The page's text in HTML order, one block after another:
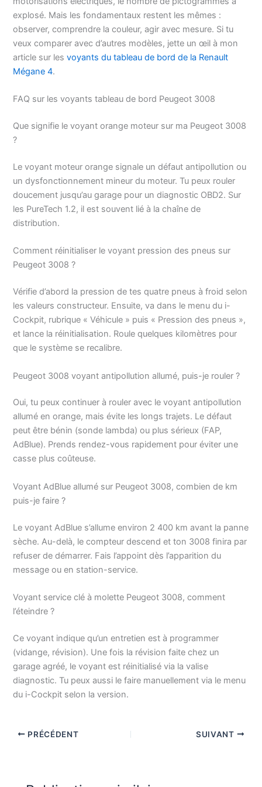
explosé. Mais les fondamentaux restent les mêmes :
observer, comprendre la couleur, agir avec mesure. Si tu
veux comparer avec d’autres modèles, jette un œil à mon
article sur lesvoyants du tableau de bord de la Renault
Mégane 4.
FAQ sur les voyants tableau de bord Peugeot 3008
Que signifie le voyant orange moteur sur ma Peugeot 3008
?
Le voyant moteur orange signale un défaut antipollution ou
un dysfonctionnement mineur du moteur. Tu peux rouler
doucement jusqu’au garage pour un diagnostic OBD2. Sur
les PureTech 1.2, il est souvent lié à la chaîne de
distribution.
Comment réinitialiser le voyant pression des pneus sur
Peugeot 3008 ?
Vérifie d’abord la pression de tes quatre pneus à froid selon
les valeurs constructeur. Ensuite, va dans le menu du i-
Cockpit, rubrique « Véhicule » puis « Pression des pneus »,
et lance la réinitialisation. Roule quelques kilomètres pour
que le système se recalibre.
Peugeot 3008 voyant antipollution allumé, puis-je rouler ?
Oui, tu peux continuer à rouler avec le voyant antipollution
allumé en orange, mais évite les longs trajets. Le défaut
peut être bénin (sonde lambda) ou plus sérieux (FAP,
AdBlue). Prends rendez-vous rapidement pour éviter une
casse plus coûteuse.
Voyant AdBlue allumé sur Peugeot 3008, combien de km
puis-je faire ?
Le voyant AdBlue s’allume environ 2 400 km avant la panne
sèche. Au-delà, le compteur descend et ton 3008 finira par
refuser de démarrer. Fais l’appoint dès l’apparition du
message ou en station-service.
Voyant service clé à molette Peugeot 3008, comment
l’éteindre ?
Ce voyant indique qu’un entretien est à programmer
(vidange, révision). Une fois la révision faite chez un
garage agréé, le voyant est réinitialisé via la valise
diagnostic. Tu peux aussi le faire manuellement via le menu
du i-Cockpit selon la version.
PRÉCÉDENT SUIVANT